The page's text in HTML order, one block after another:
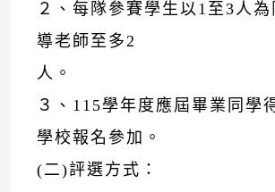
２、每隊參賽學生以1至3人
導老師至多2
人。
３、115學年度應屆畢業同學
學校報名參加。
(二)評選方式：